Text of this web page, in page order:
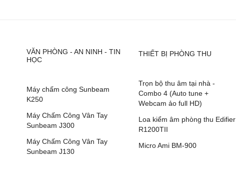
VĂN PHÒNG - AN NINH - TIN
HỌC
Máy chấm công Sunbeam
K250
Máy Chấm Công Vân Tay
Sunbeam J300
Máy Chấm Công Vân Tay
Sunbeam J130
THIẾT BỊ PHÒNG THU
Trọn bộ thu âm tại nhà -
Combo 4 (Auto tune +
Webcam ảo full HD)
Loa kiểm âm phòng thu Edifier
R1200TII
Micro Ami BM-900